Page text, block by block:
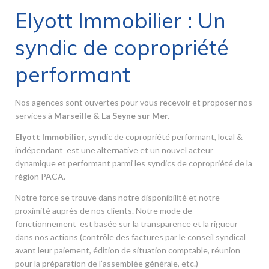
Elyott Immobilier : Un
syndic de copropriété
performant
Nos agences sont ouvertes pour vous recevoir et proposer nos
services à Marseille & La Seyne sur Mer.
Elyott Immobilier, syndic de copropriété performant, local &
indépendant est une alternative et un nouvel acteur
dynamique et performant parmi les syndics de copropriété de la
région PACA.
Notre force se trouve dans notre disponibilité et notre
proximité auprès de nos clients. Notre mode de
fonctionnement est basée sur la transparence et la rigueur
dans nos actions (contrôle des factures par le conseil syndical
avant leur paiement, édition de situation comptable, réunion
pour la préparation de l’assemblée générale, etc.)